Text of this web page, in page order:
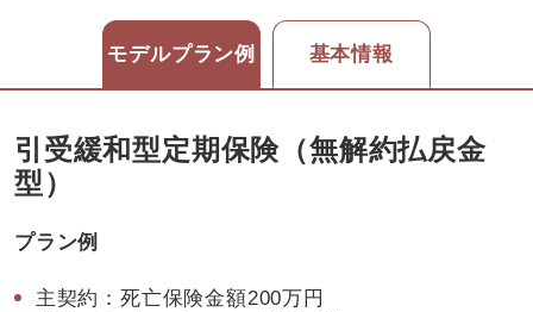
モデルプラン例 基本情報
引受緩和型定期保険（無解約払戻金
型）
プラン例
主契約：死亡保険金額200万円